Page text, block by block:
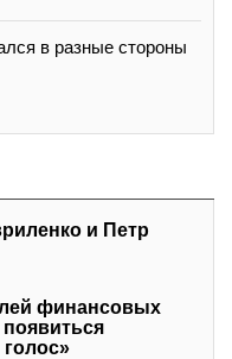
в разные стороны
и Петр
финансовых